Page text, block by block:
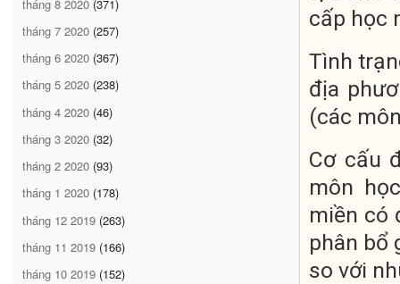
tháng 8 2020 (371)
tháng 7 2020 (257)
tháng 6 2020 (367)
tháng 5 2020 (238)
tháng 4 2020 (46)
tháng 3 2020 (32)
tháng 2 2020 (93)
tháng 1 2020 (178)
tháng 12 2019 (263)
tháng 11 2019 (166)
tháng 10 2019 (152)
cấp học
Tình
địa
(các
Cơ cấu
môn
miền có
phân bổ
so với